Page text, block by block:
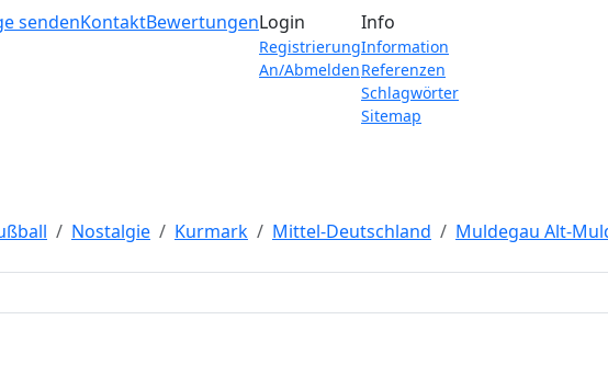
sendenKontaktBewertungenLogin
Registrierung
An/Abmelden
Info
Information
Referenzen
Schlagwörter
Sitemap
Nostalgie Kurmark Mittel-Deutschland Muldegau Alt-